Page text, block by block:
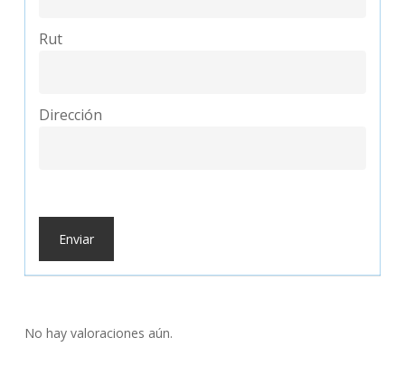
Rut
Dirección
No hay valoraciones aún.